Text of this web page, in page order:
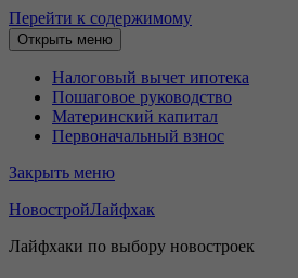
Перейти к содержимому
Открыть меню
Налоговый вычет ипотека
Пошаговое руководство
Материнский капитал
Первоначальный взнос
Закрыть меню
НовостройЛайфхак
Лайфхаки по выбору новостроек